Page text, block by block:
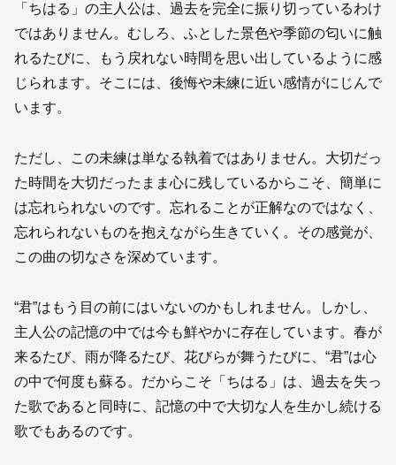
「ちはる」の主人公は、過去を完全に振り切っているわけ
ではありません。むしろ、ふとした景色や季節の匂いに触
れるたびに、もう戻れない時間を思い出しているように感
じられます。そこには、後悔や未練に近い感情がにじんで
います。
ただし、この未練は単なる執着ではありません。大切だっ
た時間を大切だったまま心に残しているからこそ、簡単に
は忘れられないのです。忘れることが正解なのではなく、
忘れられないものを抱えながら生きていく。その感覚が、
この曲の切なさを深めています。
“君”はもう目の前にはいないのかもしれません。しかし、
主人公の記憶の中では今も鮮やかに存在しています。春が
来るたび、雨が降るたび、花びらが舞うたびに、“君”は心
の中で何度も蘇る。だからこそ「ちはる」は、過去を失っ
た歌であると同時に、記憶の中で大切な人を生かし続ける
歌でもあるのです。